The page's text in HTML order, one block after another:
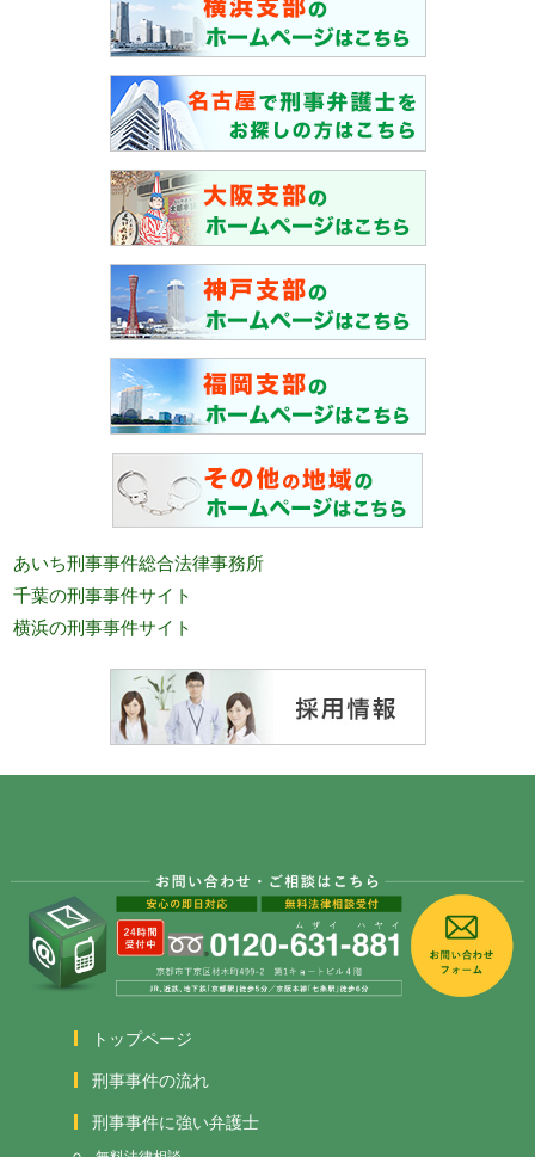
あいち刑事事件総合法律事務所
千葉の刑事事件サイト
横浜の刑事事件サイト
トップページ
刑事事件の流れ
刑事事件に強い弁護士